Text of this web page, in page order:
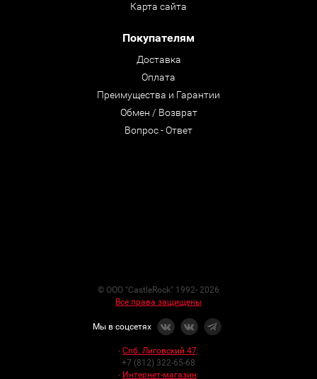
Карта сайта
Покупателям
Доставка
Оплата
Преимущества и Гарантии
Обмен / Возврат
Вопрос - Ответ
© ООО "CastleRock" 1992- 2026
Все права защищены
Мы в соцсетях
- Спб. Лиговский 47:
+7 (812) 322-65-68
- Интернет-магазин: